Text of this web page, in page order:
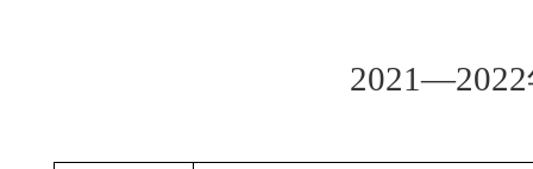
2021—2022